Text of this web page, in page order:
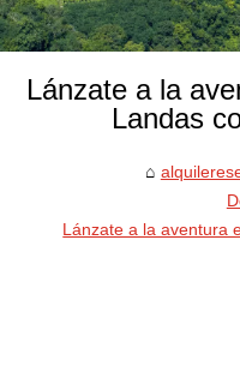
Lánzate a la
Landas
Lánzate a la aventura